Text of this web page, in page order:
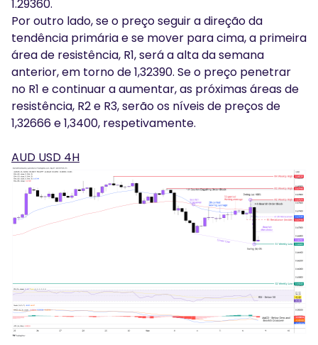
1.29360.
Por outro lado, se o preço seguir a direção da
tendência primária e se mover para cima, a primeira
área de resistência, R1, será a alta da semana
anterior, em torno de 1,32390. Se o preço penetrar
no R1 e continuar a aumentar, as próximas áreas de
resistência, R2 e R3, serão os níveis de preços de
1,32666 e 1,3400, respetivamente.
AUD USD 4H